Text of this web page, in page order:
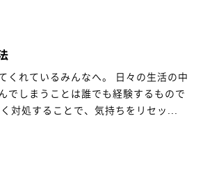
くれているみんなへ。 日々の生活の中
でしまうことは誰でも経験するもので
対処することで、気持ちをリセッ...